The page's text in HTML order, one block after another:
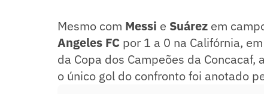
Mesmo com Messi e Suárez em
Angeles FC por 1 a 0 na Califórnia,
da Copa dos Campeões da Concacaf, a
o único gol do confronto foi anotado